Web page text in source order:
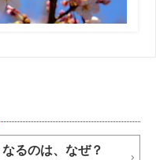
るのは、なぜ？